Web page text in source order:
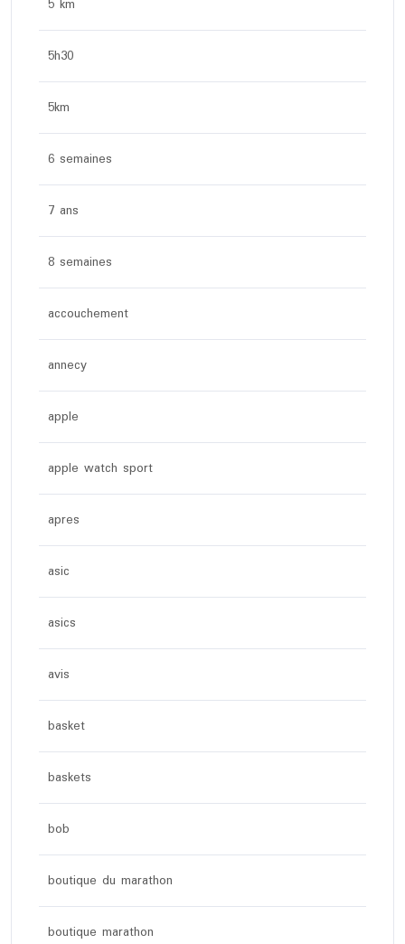
5 km
5h30
5km
6 semaines
7 ans
8 semaines
accouchement
annecy
apple
apple watch sport
apres
asic
asics
avis
basket
baskets
bob
boutique du marathon
boutique marathon